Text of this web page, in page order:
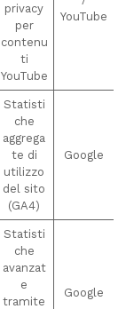
privacy
per
contenu
ti
YouTube
YouTube
Statisti
che
aggrega
te di
utilizzo
del sito
(GA4)
Google
Statisti
che
avanzat
e
tramite
Google